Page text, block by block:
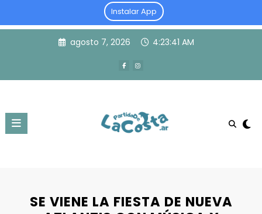
Instalar App
agosto 7, 2026 4:23:41 AM
SE VIENE LA FIESTA DE NUEVA